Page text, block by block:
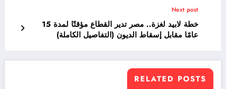
Next post
خطة لابيد لغزة.. مصر تدير القطاع مؤقتًا لمدة 15
عامًا مقابل إسقاط الديون (التفاصيل الكاملة)
RELATED POSTS